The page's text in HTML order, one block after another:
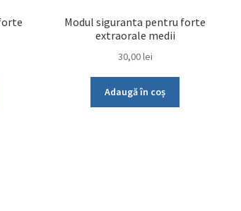
Modul siguranta pentru forte
extraorale medii
30,00lei
Adaugă în coș